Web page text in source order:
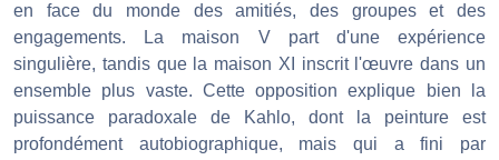
en face du monde des amitiés, des groupes et des
engagements. La maison V part d'une expérience
singulière, tandis que la maison XI inscrit l'œuvre dans un
ensemble plus vaste. Cette opposition explique bien la
puissance paradoxale de Kahlo, dont la peinture est
profondément autobiographique, mais qui a fini par